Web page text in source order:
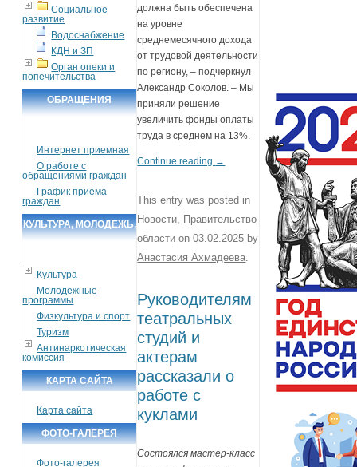
Социальное
развитие
Водоснабжение
КДН и ЗП
Орган опеки и
попечительства
ОБРАЩЕНИЯ
Интернет приемная
О работе с
обращениями граждан
График приема
граждан
КУЛЬТУРА, МОЛОДЕЖЬ,
Культура
Молодежные
программы
Физкультура и спорт
Туризм
Антинаркотическая
комиссия
КАРТА САЙТА
Карта сайта
ФОТО-ГАЛЕРЕЯ
Фото-галерея
должна быть обеспечена
на уровне
среднемесячного дохода
от трудовой деятельности
по региону, – подчеркнул
Александр Соколов. – Мы
приняли решение
увеличить фонды оплаты
труда в среднем на 13%.
Continue reading →
This entry was posted in
Новости, Правительство
области on03.02.2025 by
Анастасия Ахмадеева.
Руководителям
театральных
студий и
актерам
рассказали о
работе с
куклами
Состоялся мастер-класс